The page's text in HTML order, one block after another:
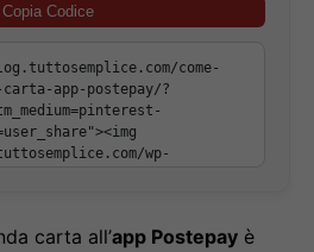
Copia Codice
carta all’app Postepay è